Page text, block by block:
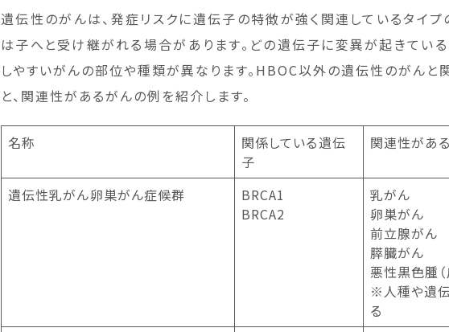
遺伝性のがんは、発症リスクに遺伝子の特徴が強く関連しているタイプ
は子へと受け継がれる場合があります。どの遺伝子に変異が起きている
しやすいがんの部位や種類が異なります。HBOC以外の遺伝性のがんと
と、関連性があるがんの例を紹介します。
名称
関係している遺伝
子
関連性があ
遺伝性乳がん卵巣がん症候群
BRCA1
BRCA2
乳がん
卵巣がん
前立腺がん
膵臓がん
悪性黒色腫（
※人種や遺
る